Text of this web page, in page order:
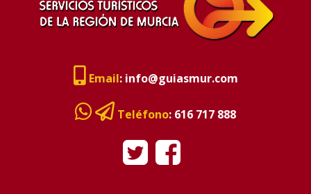
Email: info@guiasmur.com
Teléfono: 616 717 888